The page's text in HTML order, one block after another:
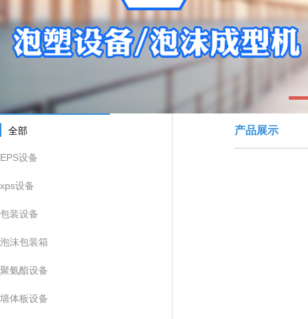
全部
EPS设备
xps设备
包装设备
泡沫包装箱
聚氨酯设备
墙体板设备
产品展示